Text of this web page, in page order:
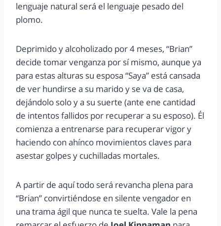
lenguaje natural será el lenguaje pesado del
plomo.
Deprimido y alcoholizado por 4 meses, “Brian”
decide tomar venganza por sí mismo, aunque ya
para estas alturas su esposa “Saya” está cansada
de ver hundirse a su marido y se va de casa,
dejándolo solo y a su suerte (ante ene cantidad
de intentos fallidos por recuperar a su esposo). Él
comienza a entrenarse para recuperar vigor y
haciendo con ahínco movimientos claves para
asestar golpes y cuchilladas mortales.
A partir de aquí todo será revancha plena para
“Brian” convirtiéndose en silente vengador en
una trama ágil que nunca te suelta. Vale la pena